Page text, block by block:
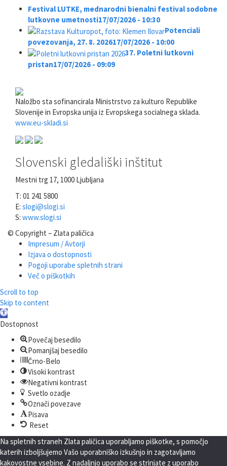
Festival LUTKE, mednarodni bienalni festival sodobne
lutkovne umetnosti17/07/2026 - 10:30
Potenciali
povezovanja, 27. 8. 202617/07/2026 - 10:00
37. Poletni lutkovni
pristan17/07/2026 - 09:09
Naložbo sta sofinancirala Ministrstvo za kulturo Republike
Slovenije in Evropska unija iz Evropskega socialnega sklada.
www.eu-skladi.si
Slovenski gledališki inštitut
Mestni trg 17, 1000 Ljubljana
T: 01 241 5800
E: slogi@slogi.si
S: www.slogi.si
© Copyright – Zlata paličica
Impresum / Avtorji
Izjava o dostopnosti
Pogoji uporabe spletnih strani
Več o piškotkih
Scroll to top
Skip to content
Open
toolbar
Dostopnost
Povečaj besedilo
Pomanjšaj besedilo
Črno-Belo
Visoki kontrast
Negativni kontrast
Svetlo ozadje
Označi povezave
Pisava
Reset
Na spletnih straneh Zlata paličica uporabljamo piškotke, s pomočjo
katerih izboljšujemo Vašo uporabniško izkušnjo in zagotavljamo
kakovostne vsebine. Z nadaljnjo uporabo se strinjate z uporabo